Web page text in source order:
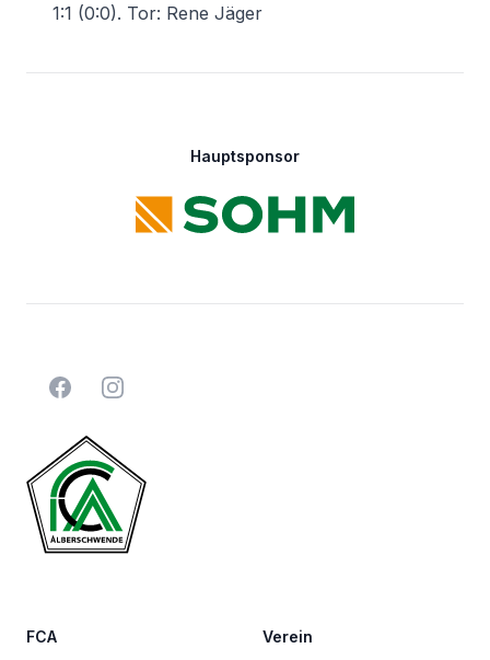
1:1 (0:0). Tor: Rene Jäger
Hauptsponsor
FacebookInstagram
FCA Verein